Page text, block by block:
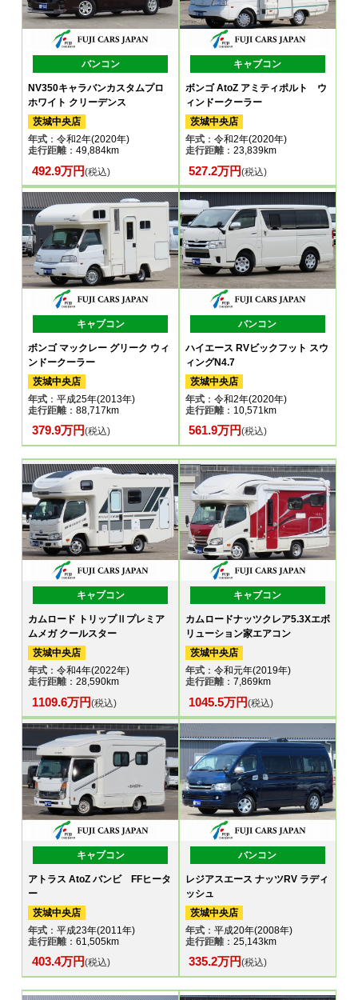
バンコン
NV350キャラバンカスタムプロ
ホワイト クリーデンス
茨城中央店
年式 ：令和2年(2020年)
走行距離：49,884km
492.9万円(税込)
キャブコン
ボンゴ AtoZ アミティポルト ウ
ィンドークーラー
茨城中央店
年式：令和2年(2020年)
走行距離：23,839km
527.2万円(税込)
キャブコン
ボンゴ マックレー グリーク ウィ
ンドークーラー
茨城中央店
年式 ：平成25年(2013年)
走行距離：88,717km
379.9万円(税込)
バンコン
ハイエース RVビックフット スウ
ィングN4.7
茨城中央店
年式：令和2年(2020年)
走行距離：10,571km
561.9万円(税込)
キャブコン
カムロード トリップⅡプレミア
ムメガ クールスター
茨城中央店
年式 ：令和4年(2022年)
走行距離：28,590km
1109.6万円(税込)
キャブコン
カムロードナッツクレア5.3Xエボ
リューション家エアコン
茨城中央店
年式：令和元年(2019年)
走行距離：7,869km
1045.5万円(税込)
キャブコン
アトラス AtoZ バンビ FFヒータ
ー
茨城中央店
年式 ：平成23年(2011年)
走行距離：61,505km
403.4万円(税込)
バンコン
レジアスエース ナッツRV ラディ
ッシュ
茨城中央店
年式：平成20年(2008年)
走行距離：25,143km
335.2万円(税込)